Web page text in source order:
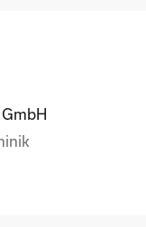
GmbH